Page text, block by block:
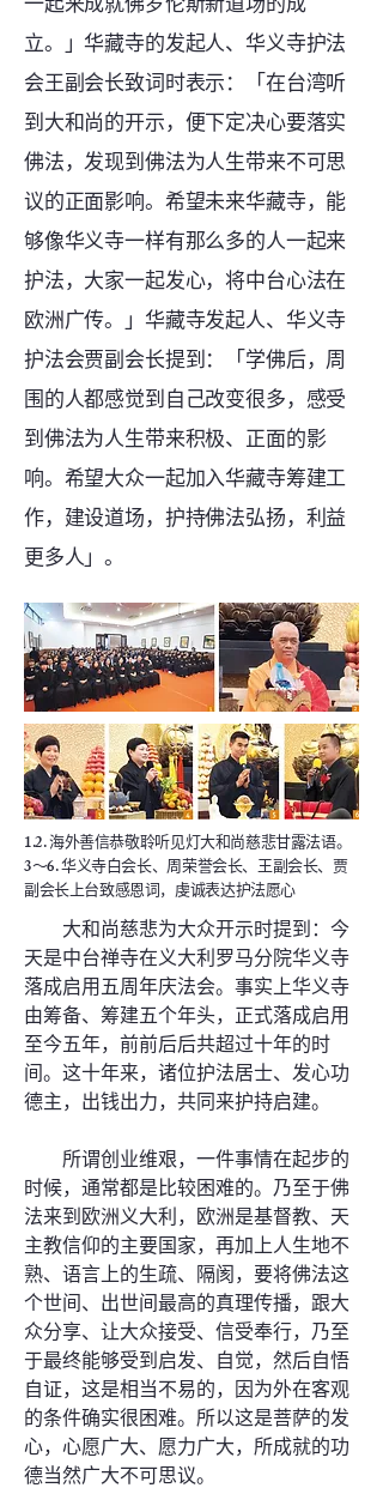
一起来成就佛罗伦斯新道场的成
立。」华藏寺的发起人、华义寺护法
会王副会长致词时表示：「在台湾听
到大和尚的开示，便下定决心要落实
佛法，发现到佛法为人生带来不可思
议的正面影响。希望未来华藏寺，能
够像华义寺一样有那么多的人一起来
护法，大家一起发心，将中台心法在
欧洲广传。」华藏寺发起人、华义寺
护法会贾副会长提到：「学佛后，周
围的人都感觉到自己改变很多，感受
到佛法为人生带来积极、正面的影
响。希望大众一起加入华藏寺筹建工
作，建设道场，护持佛法弘扬，利益
更多人」。
1.2. 海外善信恭敬聆听见灯大和尚慈悲甘露法语。
3～6. 华义寺白会长、周荣誉会长、王副会长、贾
副会长上台致感恩词，虔诚表达护法愿心
大和尚慈悲为大众开示时提到：今
天是中台禅寺在义大利罗马分院华义寺
落成启用五周年庆法会。事实上华义寺
由筹备、筹建五个年头，正式落成启用
至今五年，前前后后共超过十年的时
间。这十年来，诸位护法居士、发心功
德主，出钱出力，共同来护持启建。
所谓创业维艰，一件事情在起步的
时候，通常都是比较困难的。乃至于佛
法来到欧洲义大利，欧洲是基督教、天
主教信仰的主要国家，再加上人生地不
熟、语言上的生疏、隔阂，要将佛法这
个世间、出世间最高的真理传播，跟大
众分享、让大众接受、信受奉行，乃至
于最终能够受到启发、自觉，然后自悟
自证，这是相当不易的，因为外在客观
的条件确实很困难。所以这是菩萨的发
心，心愿广大、愿力广大，所成就的功
德当然广大不可思议。